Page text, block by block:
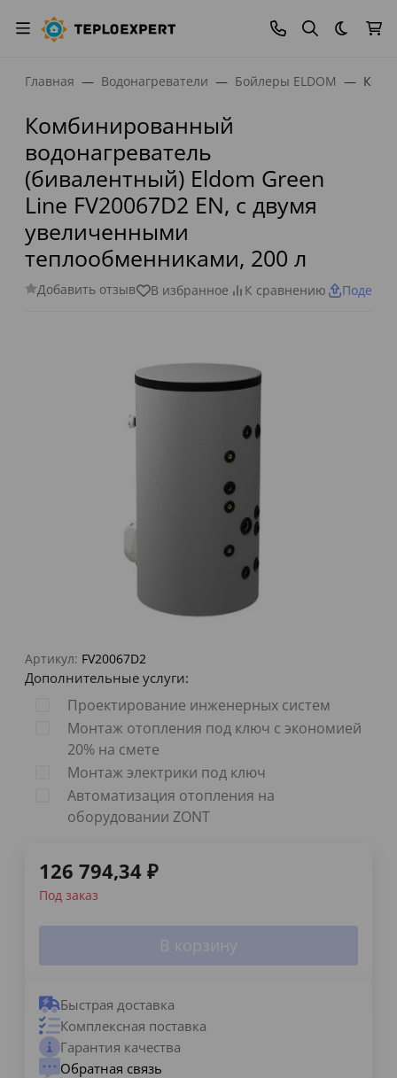
Темная
Главная Водонагреватели Бойлеры ELDOM
Комбинированный
водонагреватель
(бивалентный) Eldom Green
Line FV20067D2 EN, с двумя
увеличенными
теплообменниками, 200 л
Добавить отзыв В избранное К сравнению
Артикул: FV20067D2
Дополнительные услуги:
Проектирование инженерных систем
Монтаж отопления под ключ с экономией
20% на смете
Монтаж электрики под ключ
Автоматизация отопления на
оборудовании ZONT
126 794,34 ₽
Под заказ
В корзину
Быстрая доставка
Комплексная поставка
Гарантия качества
Обратная связь